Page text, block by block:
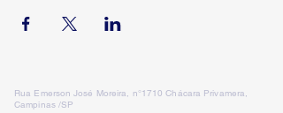
Rua Emerson José Moreira, n°1710 Chácara Privamera,
Campinas /SP